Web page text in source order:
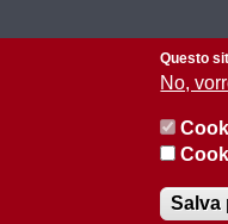
Questo
No,
Salva